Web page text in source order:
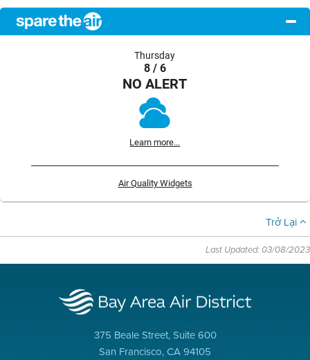
Thursday
8 / 6
NO ALERT
Learn more...
Air Quality Widgets
Trở Lại
Last Updated: 03/08/2023
375 Beale Street, Suite 600
San Francisco, CA 94105